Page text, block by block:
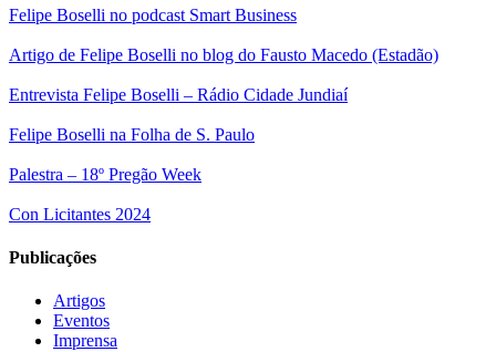
Felipe Boselli no podcast Smart Business
Artigo de Felipe Boselli no blog do Fausto Macedo (Estadão)
Entrevista Felipe Boselli – Rádio Cidade Jundiaí
Felipe Boselli na Folha de S. Paulo
Palestra – 18º Pregão Week
Con Licitantes 2024
Publicações
Artigos
Eventos
Imprensa